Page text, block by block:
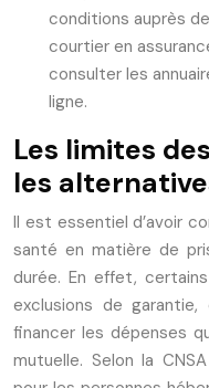
conditions auprès
courtier en
consulter les
ligne.
Les limites
les
Il est essentiel d’avoir
santé en matière de
durée. En effet,
exclusions de
financer les dépenses
mutuelle. Selon la